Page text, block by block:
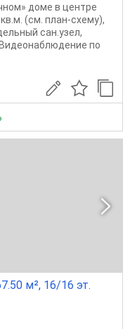
доме в центре
(см. план-схему),
сан.узел,
по
м², 16/16 эт.